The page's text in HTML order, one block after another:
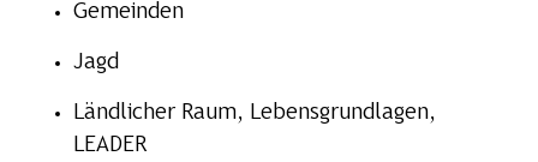
Gemeinden
Jagd
Ländlicher Raum, Lebensgrundlagen,
LEADER